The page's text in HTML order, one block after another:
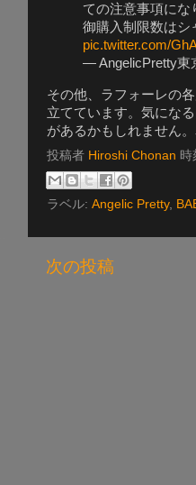
ての注意事項にな
御購入制限数はシ
pic.twitter.com/
— AngelicPretty東
その他、ラフォーレの
立てています。気にな
があるかもしれません
投稿者 Hiroshi Chonan 時
ラベル: Angelic Pretty,
次の投稿